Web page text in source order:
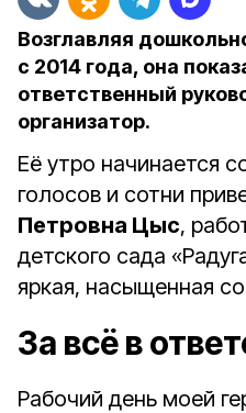
Возглавляя
с 2014 года, она
ответственный
организатор.
Её утро начинается
голосов и сотни
Петровна Цыс,
детского сада
яркая, насыщенная
За всё в
Рабочий день моей